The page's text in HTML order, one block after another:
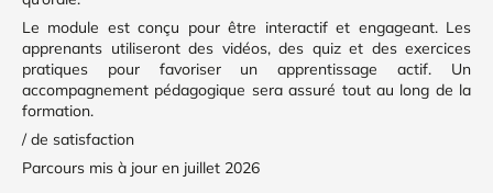
Le module est conçu pour être interactif et engageant. Les
apprenants utiliseront des vidéos, des quiz et des exercices
pratiques pour favoriser un apprentissage actif. Un
accompagnement pédagogique sera assuré tout au long de la
formation.
/ de satisfaction
Parcours mis à jour en juillet 2026